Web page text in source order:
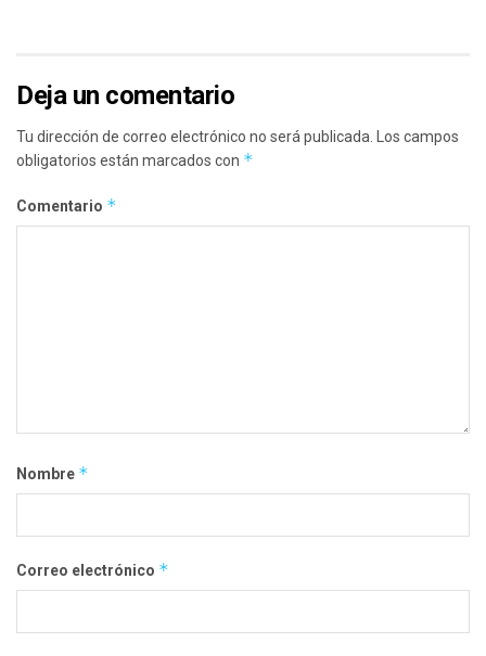
Deja un comentario
Tu dirección de correo electrónico no será publicada.
Los campos
obligatorios están marcados con *
Comentario *
Nombre *
Correo electrónico *